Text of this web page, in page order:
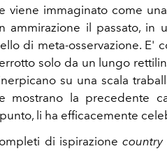
viene immaginato come
ammirazione il passato, in
di meta-osservazione. E'
solo da un lungo
su una scala
mostrano la precedente
li ha efficacemente
di ispirazionecountry